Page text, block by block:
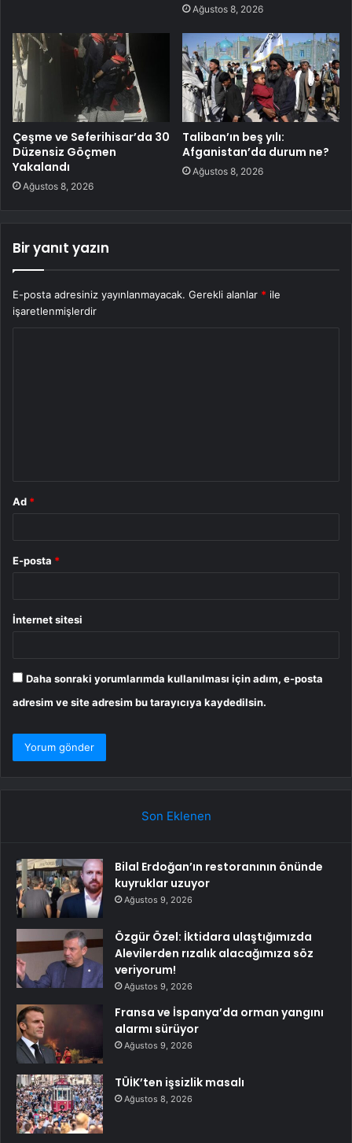
Ağustos 8, 2026
Çeşme ve Seferihisar’da 30
Düzensiz Göçmen
Yakalandı
Ağustos 8, 2026
Taliban’ın beş yılı:
Afganistan’da durum ne?
Ağustos 8, 2026
Bir yanıt yazın
E-posta adresiniz yayınlanmayacak. Gerekli alanlar * ile
işaretlenmişlerdir
Ad *
E-posta *
İnternet sitesi
Daha sonraki yorumlarımda kullanılması için adım, e-posta
adresim ve site adresim bu tarayıcıya kaydedilsin.
Son Eklenen
Bilal Erdoğan’ın restoranının önünde
kuyruklar uzuyor
Ağustos 9, 2026
Özgür Özel: İktidara ulaştığımızda
Alevilerden rızalık alacağımıza söz
veriyorum!
Ağustos 9, 2026
Fransa ve İspanya’da orman yangını
alarmı sürüyor
Ağustos 9, 2026
TÜİK’ten işsizlik masalı
Ağustos 8, 2026